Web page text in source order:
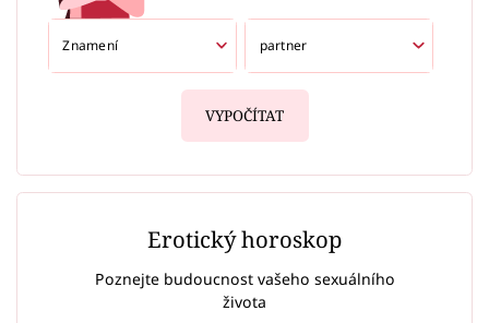
VYPOČÍTAT
Erotický horoskop
Poznejte budoucnost vašeho sexuálního
života